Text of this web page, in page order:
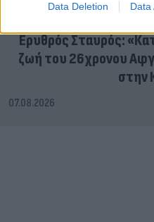
Data Deletion Data
Ερυθρός Σταυρός:
ζωή του 26χρονου
στην
07.08.2026